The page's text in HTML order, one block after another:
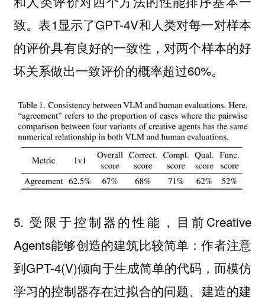
致。表1显示了GPT-4V和人类对每一对样本
的评价具有良好的一致性，对两个样本的好
坏关系做出一致评价的概率超过60%。
5. 受限于控制器的性能，目前Creative
Agents能够创造的建筑比较简单：作者注意
到GPT-4(V)倾向于生成简单的代码，而模仿
学习的控制器存在过拟合的问题、建造的建